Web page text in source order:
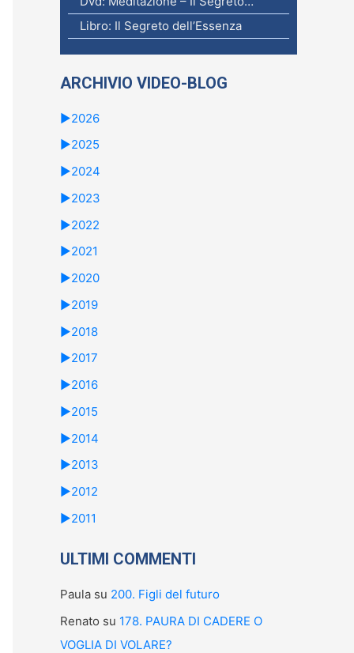
Libro: Il Segreto dell’Essenza
ARCHIVIO VIDEO-BLOG
►2026
►2025
►2024
►2023
►2022
►2021
►2020
►2019
►2018
►2017
►2016
►2015
►2014
►2013
►2012
►2011
ULTIMI COMMENTI
Paula su 200. Figli del futuro
Renato su 178. PAURA DI CADERE O
VOGLIA DI VOLARE?